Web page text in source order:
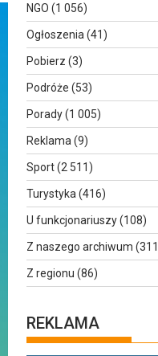
NGO (1 056)
Ogłoszenia (41)
Pobierz (3)
Podróże (53)
Porady(1 005)
Reklama (9)
Sport(2 511)
Turystyka (416)
U funkcjonariuszy(108)
Z naszego archiwum
Z regionu (86)
REKLAMA